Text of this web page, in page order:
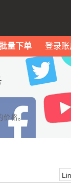
量下单 登录账
格。